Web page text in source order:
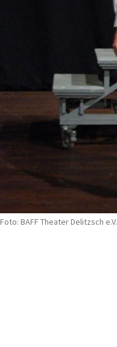
Foto: BAFF Theater Delitzsch e.V.